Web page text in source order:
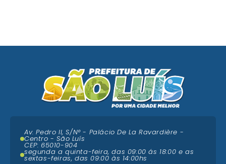
Av. Pedro II, S/N° - Palácio De La Ravardière -
Centro - São Luís
CEP: 65010-904
segunda a quinta-feira, das 09:00 ás 18:00 e as
sextas-feiras, das 09:00 às 14:00hs